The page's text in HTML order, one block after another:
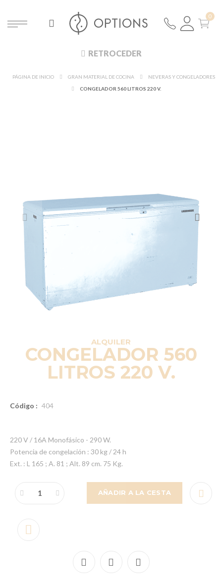
RETROCEDER
PÁGINA DE INICIO GRAN MATERIAL DE COCINA
NEVERAS Y CONGELADORES
CONGELADOR 560 LITROS 220 V.
ALQUILER
CONGELADOR 560
LITROS 220 V.
Código : 404
220 V / 16A Monofásico - 290 W.
Potencia de congelación : 30 kg / 24 h
Ext. : L 165 ; A. 81 ; Alt. 89 cm. 75 Kg.
AÑADIR A LA CESTA